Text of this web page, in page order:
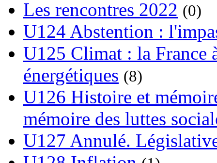
Les rencontres 2022 (0)
U124 Abstention :
U125 Climat : la France
énergétiques (8)
U126 Histoire et
mémoire des luttes
U127 Annulé.